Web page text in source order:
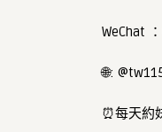
WeChat
🌐:
⏰每天約